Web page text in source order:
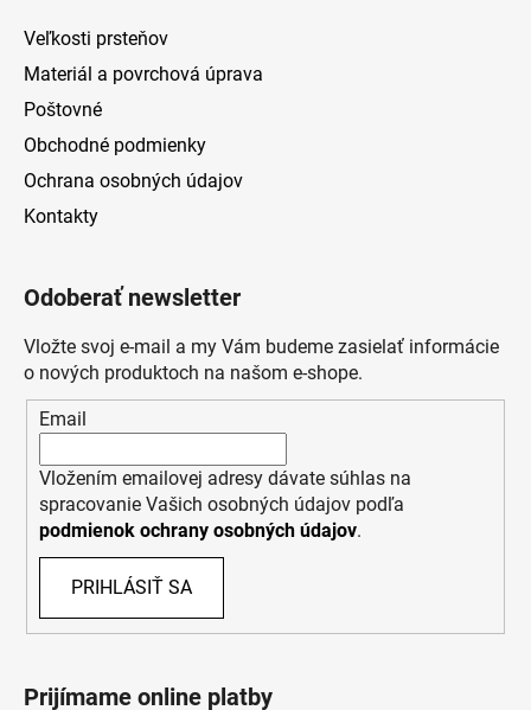
Veľkosti prsteňov
Materiál a povrchová úprava
Poštovné
Obchodné podmienky
Ochrana osobných údajov
Kontakty
Odoberať newsletter
Vložte svoj e-mail a my Vám budeme zasielať informácie
o nových produktoch na našom e-shope.
Email
Vložením emailovej adresy dávate súhlas na
spracovanie Vašich osobných údajov podľa
podmienok ochrany osobných údajov.
PRIHLÁSIŤ SA
Prijímame online platby